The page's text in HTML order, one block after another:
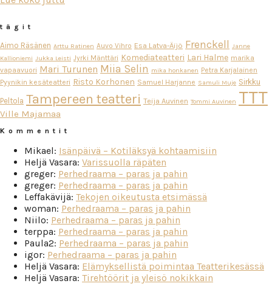
tägit
Aimo Räsänen Arttu Ratinen Auvo Vihro Esa Latva-Äijö Frenckell Janne
Kallioniemi Jukka Leisti Jyrki Mänttäri Komediateatteri Lari Halme marika
vapaavuori Mari Turunen Miia Selin mika honkanen Petra Karjalainen
Pyynikin kesäteatteri Risto Korhonen Samuel Harjanne Samuli Muje Sirkku
Peltola Tampereen teatteri Teija Auvinen Tommi Auvinen TTT
Ville Majamaa
Kommentit
Mikael: Isänpäivä – Kotiläksyä kohtaamisiin
Heljä Vasara: Varissuolla räpäten
greger: Perhedraama – paras ja pahin
greger: Perhedraama – paras ja pahin
Leffakävijä: Tekojen oikeutusta etsimässä
woman: Perhedraama – paras ja pahin
Niilo: Perhedraama – paras ja pahin
terppa: Perhedraama – paras ja pahin
Paula2: Perhedraama – paras ja pahin
igor: Perhedraama – paras ja pahin
Heljä Vasara: Elämyksellistä poimintaa Teatterikesässä
Heljä Vasara: Tirehtöörit ja yleisö nokikkain